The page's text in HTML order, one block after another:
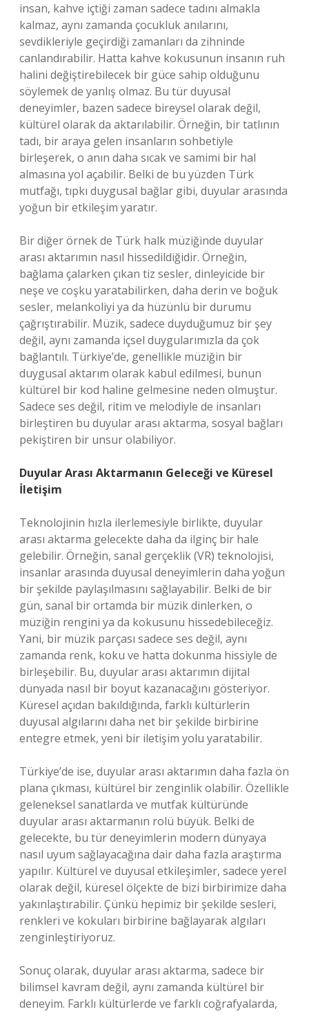
insan, kahve içtiği zaman sadece tadını almakla
kalmaz, aynı zamanda çocukluk anılarını,
sevdikleriyle geçirdiği zamanları da zihninde
canlandırabilir. Hatta kahve kokusunun insanın ruh
halini değiştirebilecek bir güce sahip olduğunu
söylemek de yanlış olmaz. Bu tür duyusal
deneyimler, bazen sadece bireysel olarak değil,
kültürel olarak da aktarılabilir. Örneğin, bir tatlının
tadı, bir araya gelen insanların sohbetiyle
birleşerek, o anın daha sıcak ve samimi bir hal
almasına yol açabilir. Belki de bu yüzden Türk
mutfağı, tıpkı duygusal bağlar gibi, duyular arasında
yoğun bir etkileşim yaratır.
Bir diğer örnek de Türk halk müziğinde duyular
arası aktarımın nasıl hissedildiğidir. Örneğin,
bağlama çalarken çıkan tiz sesler, dinleyicide bir
neşe ve coşku yaratabilirken, daha derin ve boğuk
sesler, melankoliyi ya da hüzünlü bir durumu
çağrıştırabilir. Müzik, sadece duyduğumuz bir şey
değil, aynı zamanda içsel duygularımızla da çok
bağlantılı. Türkiye’de, genellikle müziğin bir
duygusal aktarım olarak kabul edilmesi, bunun
kültürel bir kod haline gelmesine neden olmuştur.
Sadece ses değil, ritim ve melodiyle de insanları
birleştiren bu duyular arası aktarma, sosyal bağları
pekiştiren bir unsur olabiliyor.
Duyular Arası Aktarmanın Geleceği ve Küresel
İletişim
Teknolojinin hızla ilerlemesiyle birlikte, duyular
arası aktarma gelecekte daha da ilginç bir hale
gelebilir. Örneğin, sanal gerçeklik (VR) teknolojisi,
insanlar arasında duyusal deneyimlerin daha yoğun
bir şekilde paylaşılmasını sağlayabilir. Belki de bir
gün, sanal bir ortamda bir müzik dinlerken, o
müziğin rengini ya da kokusunu hissedebileceğiz.
Yani, bir müzik parçası sadece ses değil, aynı
zamanda renk, koku ve hatta dokunma hissiyle de
birleşebilir. Bu, duyular arası aktarımın dijital
dünyada nasıl bir boyut kazanacağını gösteriyor.
Küresel açıdan bakıldığında, farklı kültürlerin
duyusal algılarını daha net bir şekilde birbirine
entegre etmek, yeni bir iletişim yolu yaratabilir.
Türkiye’de ise, duyular arası aktarımın daha fazla ön
plana çıkması, kültürel bir zenginlik olabilir. Özellikle
geleneksel sanatlarda ve mutfak kültüründe
duyular arası aktarmanın rolü büyük. Belki de
gelecekte, bu tür deneyimlerin modern dünyaya
nasıl uyum sağlayacağına dair daha fazla araştırma
yapılır. Kültürel ve duyusal etkileşimler, sadece yerel
olarak değil, küresel ölçekte de bizi birbirimize daha
yakınlaştırabilir. Çünkü hepimiz bir şekilde sesleri,
renkleri ve kokuları birbirine bağlayarak algıları
zenginleştiriyoruz.
Sonuç olarak, duyular arası aktarma, sadece bir
bilimsel kavram değil, aynı zamanda kültürel bir
deneyim. Farklı kültürlerde ve farklı coğrafyalarda,